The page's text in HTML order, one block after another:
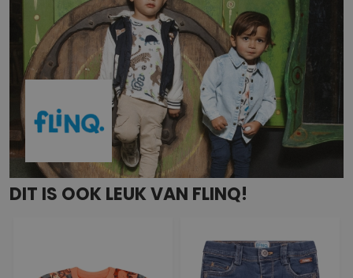
DIT IS OOK LEUK VAN FLINQ!